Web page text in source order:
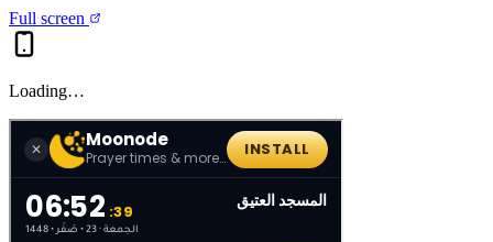
Full screen
Loading…